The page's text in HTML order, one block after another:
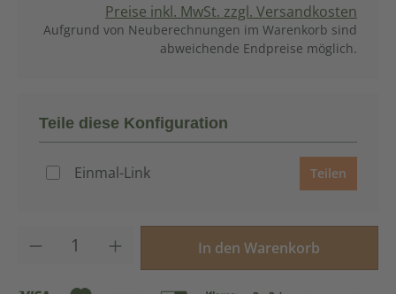
Preise inkl. MwSt. zzgl. Versandkosten
Aufgrund von Neuberechnungen im Warenkorb sind
abweichende Endpreise möglich.
Teile diese Konfiguration
Einmal-Link Teilen
Produkt Anzahl: Gib den gewünschten
In den Warenkorb